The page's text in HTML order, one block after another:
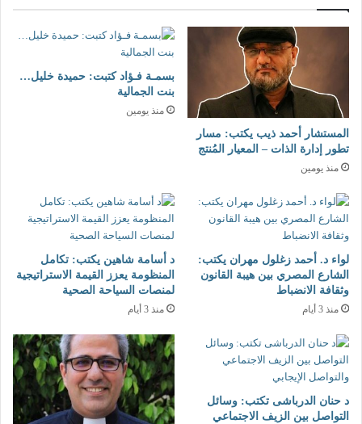
المستشار أحمد ذيب يكتب: مسار
تطور إدارة الذات – المعيار المُنتج
منذ يومين
بسمـة فـؤاد كتبت: حميدة خليل…
بنت الجمالية
منذ يومين
لواء د. أحمد زغلول مهران يكتب:
الشارع المصري بين هيبة القانون
وثقافة الانضباط
منذ 3 أيام
د أسامة شاهين يكتب: تكامل
المنظومة يعزز القيمة الاستراتيجية
لمنصات السياحة الصحية
منذ 3 أيام
د حنان الدرباشى تكتب: وسائل
التواصل بين الزيف الاجتماعي